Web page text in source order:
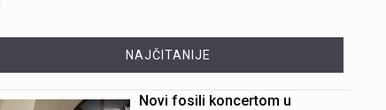
NAJČITANIJE
Novi fosili koncertom u